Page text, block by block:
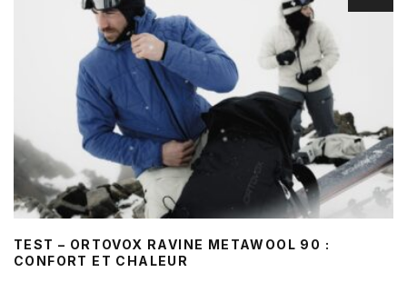
TEST – ORTOVOX RAVINE METAWOOL 90 :
CONFORT ET CHALEUR